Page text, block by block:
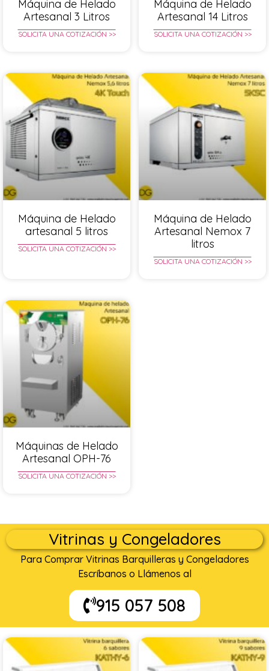
Máquina de Helado
Artesanal 3 Litros
SOLICITA UNA COTIZACIÓN >>
Máquina de Helado
Artesanal 14 Litros
SOLICITA UNA COTIZACIÓN >>
Máquina de Helado
artesanal 5 litros
SOLICITA UNA COTIZACIÓN >>
Máquina de Helado
Artesanal Nemox 7
litros
SOLICITA UNA COTIZACIÓN >>
Máquinas de Helado
Artesanal OPH-76
SOLICITA UNA COTIZACIÓN >>
Vitrinas y Congeladores
Para Comprar Vitrinas Barquilleras y Congeladores
Escríbanos o Llámenos al
915 057 508